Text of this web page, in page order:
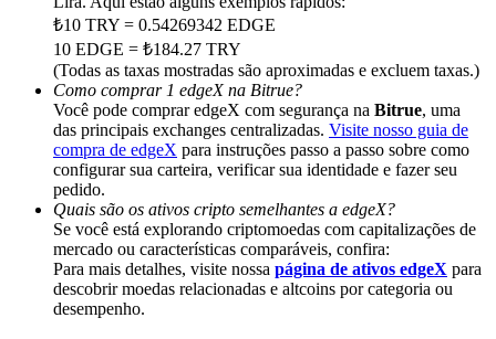
Deposit CASHCAT & Win
Share 500000 CASHCAT prize pool
Exclusive for BitMart Users
Register & Trade to Win 500,000 USDT
Precious Metals Trading Carnival
₺10 TRY = 0.54269342 EDGE
10 EDGE = ₺184.27 TRY
(Todas as taxas mostradas são aproximadas e excluem taxas.)
Como comprar 1 edgeX na Bitrue?
Você pode comprar edgeX com segurança na Bitrue, uma
das principais exchanges centralizadas. Visite nosso guia de
compra de edgeX para instruções passo a passo sobre como
configurar sua carteira, verificar sua identidade e fazer seu
pedido.
Quais são os ativos cripto semelhantes a edgeX?
Se você está explorando criptomoedas com capitalizações de
mercado ou características comparáveis, confira:
Para mais detalhes, visite nossa página de ativos edgeX para
descobrir moedas relacionadas e altcoins por categoria ou
desempenho.